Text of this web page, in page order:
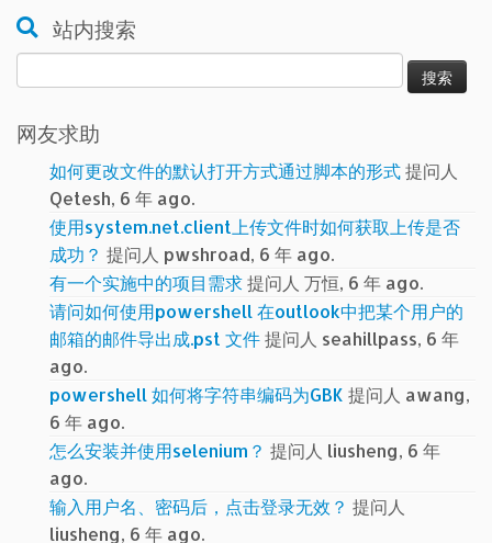
站内搜索
索：
网友求助
如何更改文件的默认打开方式通过脚本的形式提问人
Qetesh, 6 年 ago.
使用system.net.client上传文件时如何获取上传是否
成功？ 提问人 pwshroad, 6 年 ago.
有一个实施中的项目需求提问人 万恒, 6 年 ago.
请问如何使用powershell 在outlook中把某个用户的
邮箱的邮件导出成.pst 文件提问人 seahillpass, 6 年
ago.
powershell 如何将字符串编码为GBK 提问人 awang,
6 年 ago.
怎么安装并使用selenium？ 提问人 liusheng, 6 年
ago.
输入用户名、密码后，点击登录无效？ 提问人
liusheng, 6 年 ago.